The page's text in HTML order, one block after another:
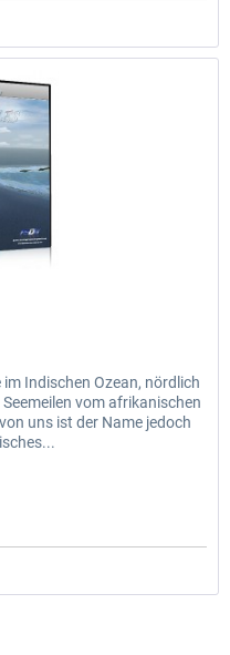
im Indischen Ozean, nördlich
vom afrikanischen
uns ist der Name jedoch